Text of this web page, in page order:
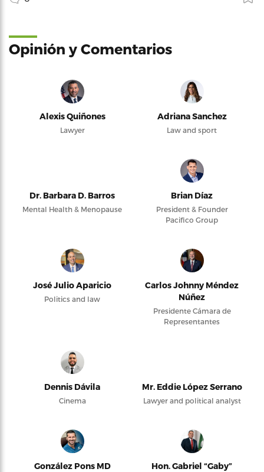
Opinión y Comentarios
Alexis Quiñones
Lawyer
Adriana Sanchez
Law and sport
Dr. Barbara D. Barros
Mental Health & Menopause
Brian Díaz
President & Founder
Pacifico Group
José Julio Aparicio
Politics and law
Carlos Johnny Méndez
Núñez
Presidente Cámara de
Representantes
Dennis Dávila
Cinema
Mr. Eddie López Serrano
Lawyer and political analyst
González Pons MD
Hon. Gabriel “Gaby”